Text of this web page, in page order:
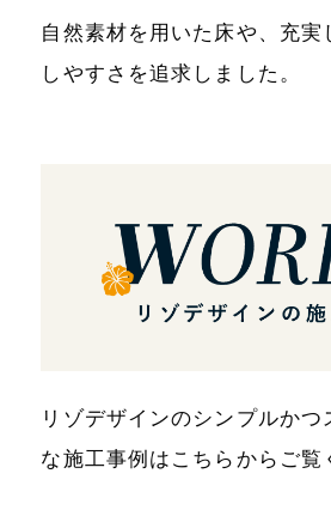
自然素材を用いた床や、充実
しやすさを追求しました。
リゾデザインのシンプルかつ
な施工事例はこちらからご覧